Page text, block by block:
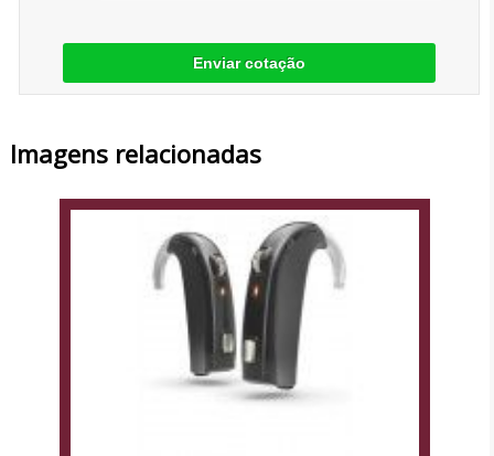
Enviar cotação
Imagens relacionadas